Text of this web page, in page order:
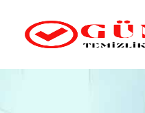
content